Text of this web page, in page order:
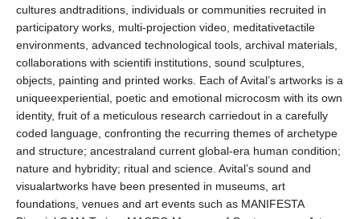
cultures andtraditions, individuals or communities recruited in
participatory works, multi-projection video, meditativetactile
environments, advanced technological tools, archival materials,
collaborations with scientifi institutions, sound sculptures,
objects, painting and printed works. Each of Avital’s artworks is a
uniqueexperiential, poetic and emotional microcosm with its own
identity, fruit of a meticulous research carriedout in a carefully
coded language, confronting the recurring themes of archetype
and structure; ancestraland current global-era human condition;
nature and hybridity; ritual and science. Avital’s sound and
visualartworks have been presented in museums, art
foundations, venues and art events such as MANIFESTA